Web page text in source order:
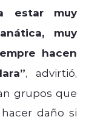
estar muy
muy
hacen
, advirtió,
grupos que
daño si